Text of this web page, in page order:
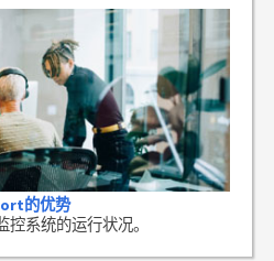
的优势
系统的运行状况。